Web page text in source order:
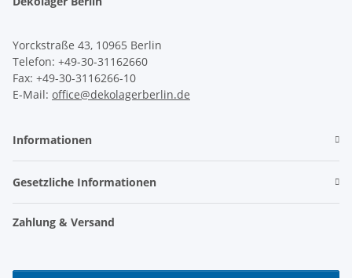
Yorckstraße 43, 10965 Berlin
Telefon: +49-30-31162660
Fax: +49-30-3116266-10
E-Mail: office@dekolagerberlin.de
Informationen
Gesetzliche Informationen
Zahlung & Versand